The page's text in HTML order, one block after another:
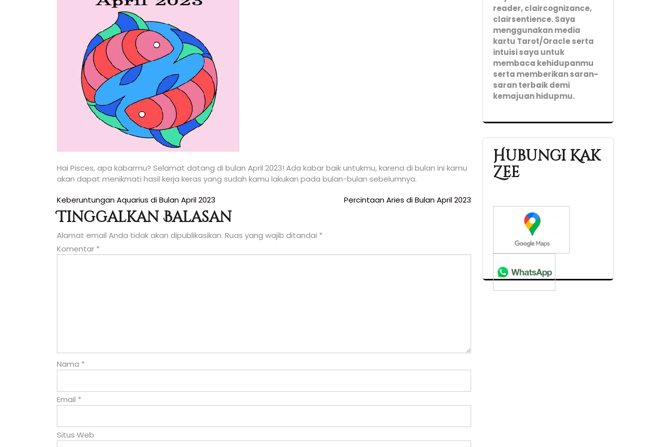
Hai Pisces, apa kabarmu? Selamat datang di bulan April 2023! Ada kabar baik untukmu, karena di bulan ini kamu
akan dapat menikmati hasil kerja keras yang sudah kamu lakukan pada bulan-bulan sebelumnya.
Navigasi
pos
Keberuntungan Aquarius di Bulan April 2023 Percintaan Aries di Bulan April 2023
Tinggalkan Balasan
Alamat email Anda tidak akan dipublikasikan. Ruas yang wajib ditandai *
Komentar *
Nama *
Email *
Situs Web
reader, claircognizance,
clairsentience. Saya
menggunakan media
kartu Tarot/Oracle serta
intuisi saya untuk
membaca kehidupanmu
serta memberikan saran-
saran terbaik demi
kemajuan hidupmu.
Hubungi Kak
Zee